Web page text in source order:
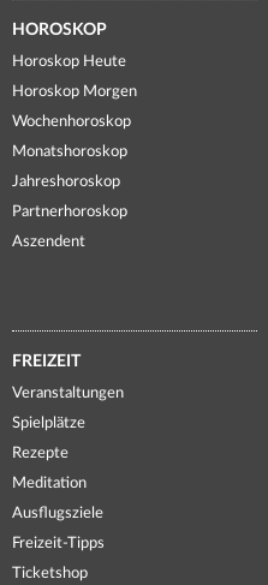
HOROSKOP
Horoskop Heute
Horoskop Morgen
Wochenhoroskop
Monatshoroskop
Jahreshoroskop
Partnerhoroskop
Aszendent
FREIZEIT
Veranstaltungen
Spielplätze
Rezepte
Meditation
Ausflugsziele
Freizeit-Tipps
Ticketshop